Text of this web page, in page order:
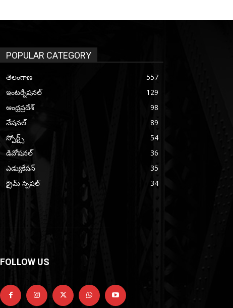
POPULAR CATEGORY
తెలంగాణ
557
ఇంటర్నేషనల్
129
ఆంధ్రప్రదేశ్
98
నేషనల్
89
స్పోర్ట్స్
54
డివోషనల్
36
ఎడ్యుకేషన్
35
క్రైమ్ స్పెషల్
34
FOLLOW US